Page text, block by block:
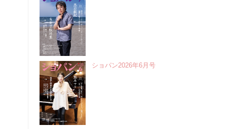
ショパン2026年6月号